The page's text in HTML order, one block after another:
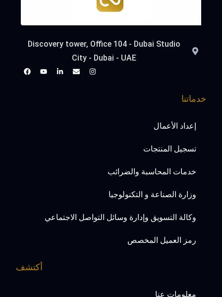
Discovery tower, Office 104 - Dubai Studio
City - Dubai - UAE
خدماتنا
إعداد الأعمال
تسجيل المنتجات
خدمات المحاسبة والضرائب
وزارة الصناعة و التكنولوجيا
وكالة التسويق وإدارة وسائل التواصل الاجتماعي
رمز العميل المخصص
أكتشف
معلومات عنا